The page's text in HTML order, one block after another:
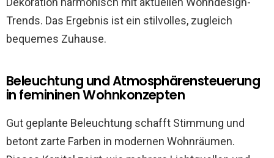
Trends. Das Ergebnis ist ein stilvolles, zugleich
bequemes Zuhause.
Beleuchtung und Atmosphärensteuerung
in femininen Wohnkonzepten
Gut geplante Beleuchtung schafft Stimmung und
betont zarte Farben in modernen Wohnräumen.